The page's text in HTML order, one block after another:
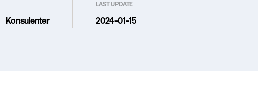
Konsulenter
LAST UPDATE
2024-01-15